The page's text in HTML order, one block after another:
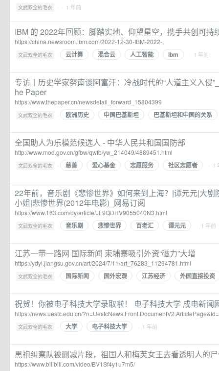
文武双全的毛衣 · · 1 年前
IBM 的 2022年回顾：脚踏实地、仰望星空，携手共创可持
https://china.newsroom.ibm.com/2022-12-30-IBM-2022-,
文武双全的毛衣 · 云计算 混合云 人工智能 ibm · 1 年前
专访丨历史学家努南谈阿富汗：冷战时代的“人道主义入侵
he Paper
https://www.thepaper.cn/newsdetail_forward_15804399
文武双全的毛衣 · 欧洲历史 中国巴基斯坦 巴基斯坦和中国的关系
全国助人为乐模范候选人 - 中华人民共和国国防部
http://www.mod.gov.cn/gfbw/qwfb/yw_214049/4889451.html
文武双全的毛衣 · 慈善 爱心基金 志愿服务 社区志愿者 · 1
22年前，音乐剧《悲惨世界》如何来到上海？|谭元元|大剧
小姐|悲惨世界(2012年电影)_网易订阅
https://www.163.com/dy/article/JF9QDHV9055040N3.html
文武双全的毛衣 · 音乐剧 悲惨世界 百老汇 谭元元 · 1 年前
江苏一带一路网 国际新闻 柬埔寨吸引外资“磁力”大增
https://ydyl.jiangsu.gov.cn/art/2024/7/11/art_76283_11294781.html
文武双全的毛衣 · 国际新闻 国外宏观 江苏经济 外国直接投资
祝贺！你被电子科技大学录取啦！ 电子科技大学 成电新闻
https://news.uestc.edu.cn/
文武双全的毛衣 · 大学 电子科技大学 · 1 年前
黑袍纠察队被删减片段，祖国人和梅芙女王去看透明人的
https://www.bilibili.com/video/BV1Sf4y1u7m5/